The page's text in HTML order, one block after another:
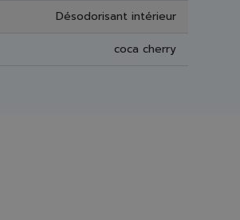
Désodorisant intérieur
coca cherry